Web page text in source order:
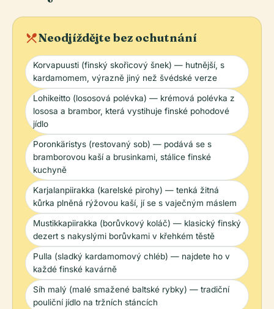
local_diningNeodjíždějte bez ochutnání
Korvapuusti (finský skořicový šnek) — hutnější, s
kardamomem, výrazně jiný než švédské verze
Lohikeitto (lososová polévka) — krémová polévka z
lososa a brambor, která vystihuje finské pohodové
jídlo
Poronkäristys (restovaný sob) — podává se s
bramborovou kaší a brusinkami, stálice finské
kuchyně
Karjalanpiirakka (karelské pirohy) — tenká žitná
kůrka plněná rýžovou kaší, jí se s vaječným máslem
Mustikkapiirakka (borůvkový koláč) — klasický finský
dezert s nakyslými borůvkami v křehkém těstě
Pulla (sladký kardamomový chléb) — najdete ho v
každé finské kavárně
Síh malý (malé smažené baltské rybky) — tradiční
pouliční jídlo na tržních stáncích